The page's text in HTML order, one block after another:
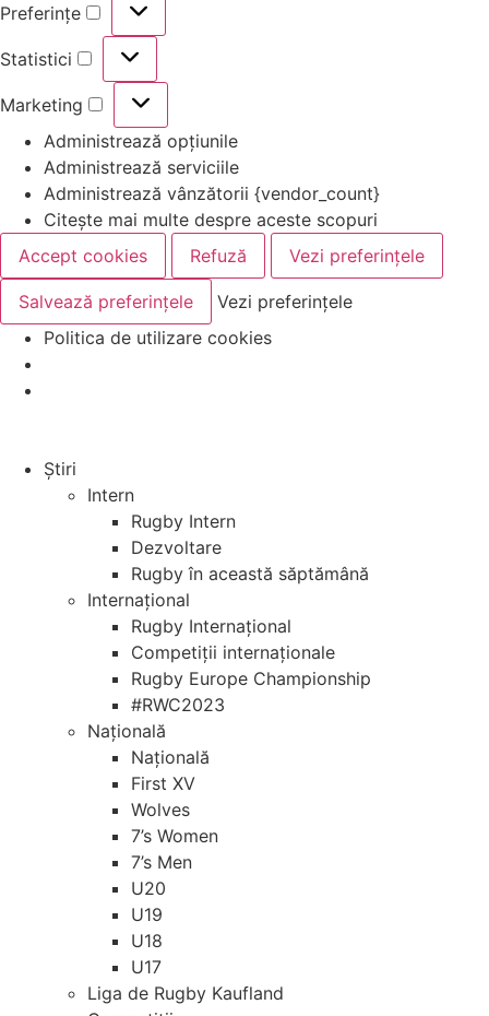
Preferințe
Preferințe
Statistici
Statistici
Marketing
Marketing
Administrează opțiunile
Administrează serviciile
Administrează vânzătorii {vendor_count}
Citește mai multe despre aceste scopuri
Accept cookies
Refuză Vezi preferințele
Salvează preferințele
Vezi preferințele
Politica de utilizare cookies
Știri
Intern
Rugby Intern
Dezvoltare
Rugby în această săptămână
Internațional
Rugby Internațional
Competiții internaționale
Rugby Europe Championship
#RWC2023
Națională
Națională
First XV
Wolves
7’s Women
7’s Men
U20
U19
U18
U17
Liga de Rugby Kaufland